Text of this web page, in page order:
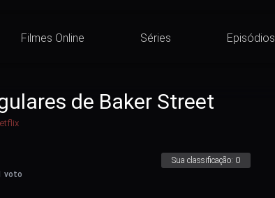
Filmes Online Séries Episódios
de Baker Street
Sua classificação: 0
voto